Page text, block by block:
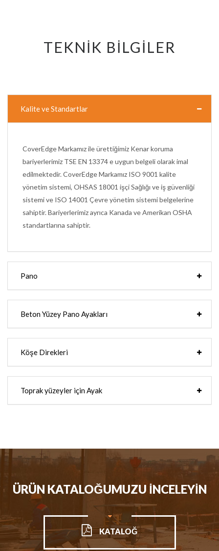
TEKNİK BİLGİLER
Kalite ve Standartlar
CoverEdge Markamız ile ürettiğimiz Kenar koruma
bariyerlerimiz TSE EN 13374 e uygun belgeli olarak imal
edilmektedir. CoverEdge Markamız ISO 9001 kalite
yönetim sistemi, OHSAS 18001 işçi Sağlığı ve iş güvenliği
sistemi ve ISO 14001 Çevre yönetim sistemi belgelerine
sahiptir. Bariyerlerimiz ayrıca Kanada ve Amerikan OSHA
standartlarına sahiptir.
Pano
Beton Yüzey Pano Ayakları
Köşe Direkleri
Toprak yüzeyler için Ayak
ÜRÜN KATALOĞUMUZU İNCELEYİN
KATALOĞ